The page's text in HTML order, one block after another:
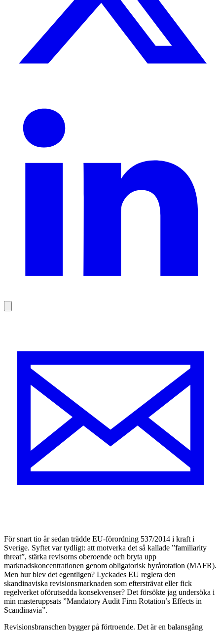
För snart tio år sedan trädde EU-förordning 537/2014 i kraft i
Sverige. Syftet var tydligt: att motverka det så kallade ”familiarity
threat”, stärka revisorns oberoende och bryta upp
marknadskoncentrationen genom obligatorisk byrårotation (MAFR).
Men hur blev det egentligen? Lyckades EU reglera den
skandinaviska revisionsmarknaden som eftersträvat eller fick
regelverket oförutsedda konsekvenser? Det försökte jag undersöka i
min masteruppsats ”Mandatory Audit Firm Rotation’s Effects in
Scandinavia”.
Revisionsbranschen bygger på förtroende. Det är en balansgång